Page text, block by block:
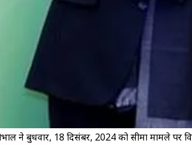
ने बुधवार, 18 दिसंबर, 2024 को सीमा मामले पर